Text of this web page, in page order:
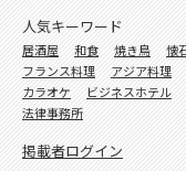
人気キーワード
居酒屋 和食 焼き鳥 懐
フランス料理
アジア料理
カラオケ
ビジネスホテル
法律事務所
掲載者ログイン